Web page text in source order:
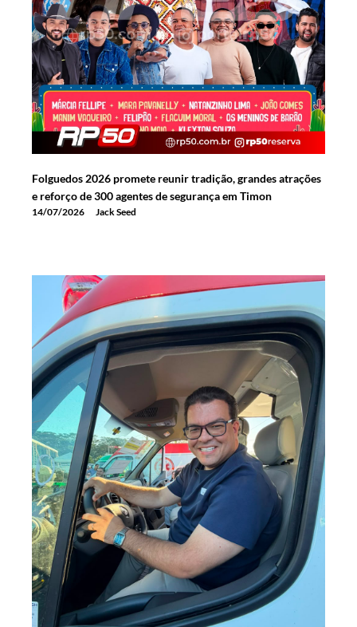
Folguedos 2026 promete reunir tradição, grandes atrações
e reforço de 300 agentes de segurança em Timon
14/07/2026 Jack Seed